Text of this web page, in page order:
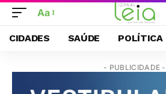
Aa
CIDADES SAÚDE POLÍTICA
- PUBLICIDADE -